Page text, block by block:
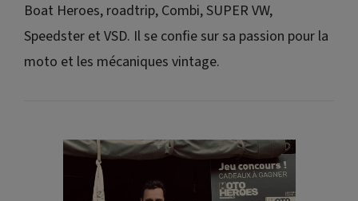
Boat Heroes, roadtrip, Combi, SUPER VW,
Speedster et VSD. Il se confie sur sa passion pour la
moto et les mécaniques vintage.